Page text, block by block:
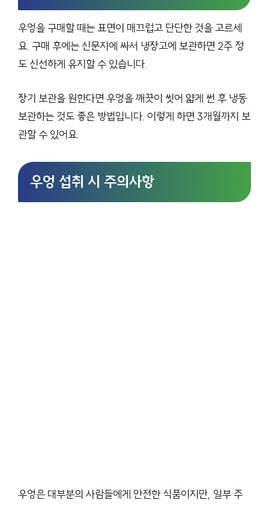
우엉을 구매할 때는 표면이 매끄럽고 단단한 것을 고르세
요. 구매 후에는 신문지에 싸서 냉장고에 보관하면 2주 정
도 신선하게 유지할 수 있습니다.
장기 보관을 원한다면 우엉을 깨끗이 씻어 얇게 썬 후 냉동
보관하는 것도 좋은 방법입니다. 이렇게 하면 3개월까지 보
관할 수 있어요.
우엉 섭취 시 주의사항
우엉은 대부분의 사람들에게 안전한 식품이지만, 일부 주